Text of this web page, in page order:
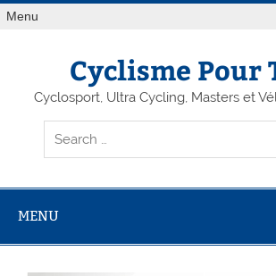
Menu
Cyclisme Pour
Cyclosport, Ultra Cycling, Masters et
MENU